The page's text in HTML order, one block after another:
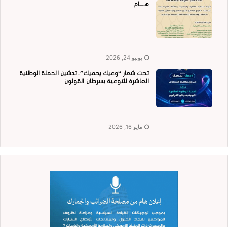
هــــام
يونيو 24, 2026
تحت شعار “وعيك يحميك”.. تدشين الحملة الوطنية
العاشرة للتوعية بسرطان القولون
مايو 16, 2026